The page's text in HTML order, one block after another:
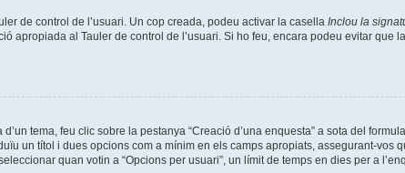
de control de l’usuari. Un cop creada, podeu activar la casella Inclou la
apropiada al Tauler de control de l’usuari. Si ho feu, encara podeu evitar
tema, feu clic sobre la pestanya “Creació d’una enquesta” a sota del
un títol i dues opcions com a mínim en els camps apropiats, assegurant-vos
quan votin a “Opcions per usuari”, un límit de temps en dies per a